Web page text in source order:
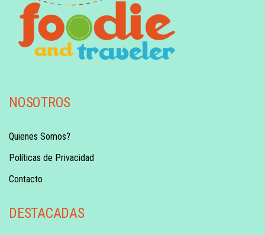
NOSOTROS
Quienes Somos?
Políticas de Privacidad
Contacto
DESTACADAS